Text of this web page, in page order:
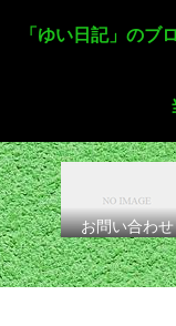
「ゆい日記」のブ
お問い合わせ